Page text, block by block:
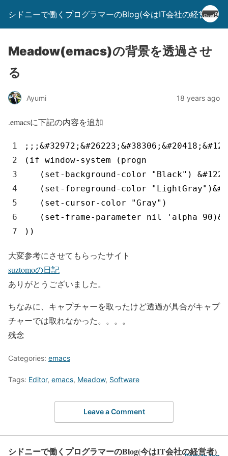
シドニーで働くプログラマーのBlog(今はIT会社の経営者)
Meadow(emacs)の背景を透過させ
る
Ayumi 18 years ago
.emacsに下記の内容を追加
1
2
3
4
5
6
7
; ; ; &
( if window- system ( progn
( set - background- color "Black" ) &
( set - foreground- color "LightGray" )&
( set - cursor- color "Gray" )
( set - frame- parameter nil ' alpha 90 )&
) )
大変参考にさせてもらったサイト
suztomoの日記
ありがとうございました。
ちなみに、キャプチャーを取ったけど透過が具合がキャプ
チャーでは取れなかった。。。。
残念
Categories: emacs
Tags: Editor, emacs, Meadow, Software
Leave a Comment
シドニーで働くプログラマーのBlog(今はIT会社の経営者)